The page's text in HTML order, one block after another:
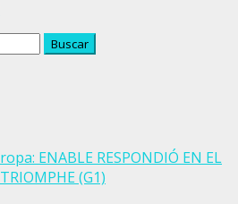
ENABLE RESPONDIÓ EN EL
(G1)